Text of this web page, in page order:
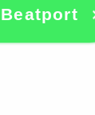
Beatport